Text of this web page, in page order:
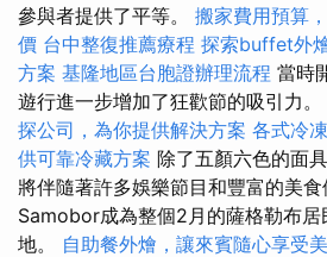
參與者提供了平等。 搬家費用預算
價 台中整復推薦療程 探索buffet外
方案 基隆地區台胞證辦理流程 當時
遊行進一步增加了狂歡節的吸引力。
探公司，為你提供解決方案 各式冷
供可靠冷藏方案 除了五顏六色的面
將伴隨著許多娛樂節目和豐富的美
Samobor成為整個2月的薩格勒布居
地。 自助餐外燴，讓來賓隨心享受